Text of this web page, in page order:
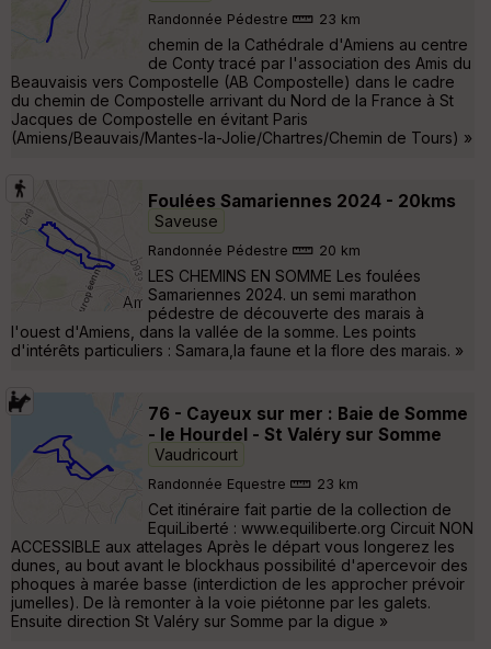
Randonnée Pédestre 23 km
chemin de la Cathédrale d'Amiens au centre
de Conty tracé par l'association des Amis du
Beauvaisis vers Compostelle (AB Compostelle) dans le cadre
du chemin de Compostelle arrivant du Nord de la France à St
Jacques de Compostelle en évitant Paris
(Amiens/Beauvais/Mantes-la-Jolie/Chartres/Chemin de Tours) »
Foulées Samariennes 2024 - 20kms
Saveuse
Randonnée Pédestre 20 km
LES CHEMINS EN SOMME Les foulées
Samariennes 2024. un semi marathon
pédestre de découverte des marais à
l'ouest d'Amiens, dans la vallée de la somme. Les points
d'intérêts particuliers : Samara,la faune et la flore des marais. »
76 - Cayeux sur mer : Baie de Somme
- le Hourdel - St Valéry sur Somme
Vaudricourt
Randonnée Equestre 23 km
Cet itinéraire fait partie de la collection de
EquiLiberté : www.equiliberte.org Circuit NON
ACCESSIBLE aux attelages Après le départ vous longerez les
dunes, au bout avant le blockhaus possibilité d'apercevoir des
phoques à marée basse (interdiction de les approcher prévoir
jumelles). De là remonter à la voie piétonne par les galets.
Ensuite direction St Valéry sur Somme par la digue »